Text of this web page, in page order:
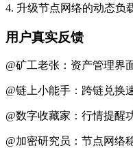
4. 升级节点网络的动态负
用户真实反馈
@矿工老张：资产管理界
@链上小能手：跨链兑换
@数字收藏家：行情提醒
@加密研究员：节点网络